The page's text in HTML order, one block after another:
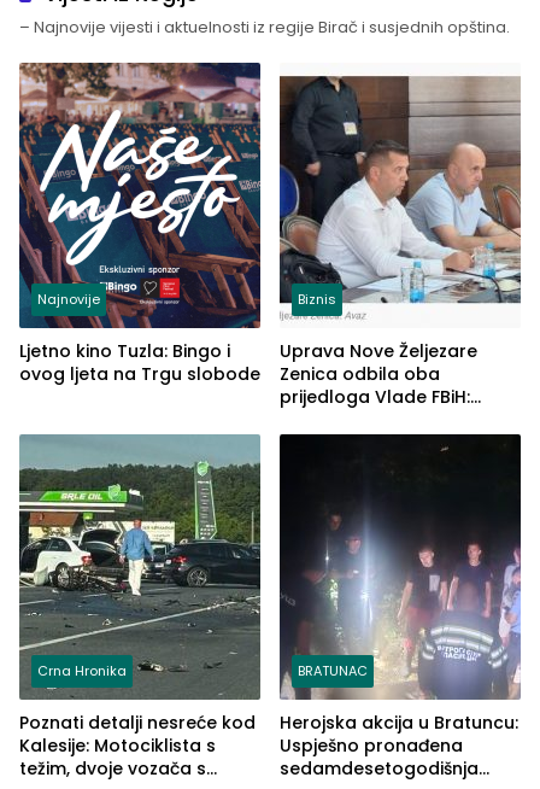
– Najnovije vijesti i aktuelnosti iz regije Birač i susjednih opština.
Najnovije
Ljetno kino Tuzla: Bingo i
ovog ljeta na Trgu slobode
Biznis
Uprava Nove Željezare
Zenica odbila oba
prijedloga Vlade FBiH:
rješenje
Crna Hronika
Poznati detalji nesreće kod
Kalesije: Motociklista s
težim, dvoje vozača s
BRATUNAC
Herojska akcija u Bratuncu:
Uspješno pronađena
sedamdesetogodišnja